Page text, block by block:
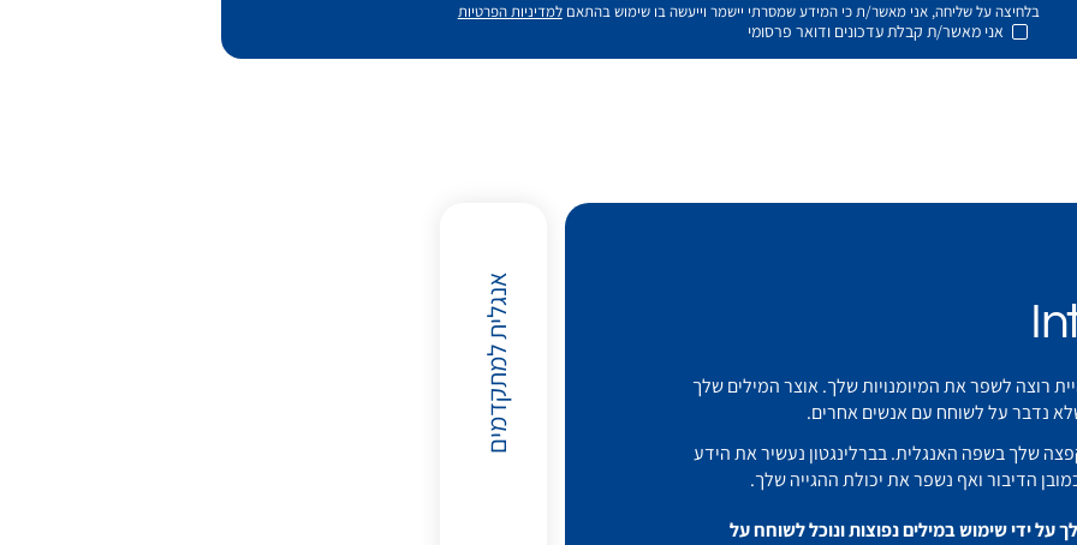
בלחיצה על שליחה, אני מאשר/ת כי המידע שמסרתי יישמר וייעשה בו שימוש בהתאםלמדיניות הפרטיות
אני מאשר/ת קבלת עדכונים ודואר פרסומי
רוצה לשפר את המיומנויות שלך. אוצר המילים שלך
נדבר על לשוחח עם אנשים אחרים.
שלך בשפה האנגלית. בברלינגטון נעשיר את הידע
הדיבור ואף נשפר את יכולת ההגייה שלך.
ידי שימוש במילים נפוצות ונוכל לשוחח על
אנגלית למתקדמים